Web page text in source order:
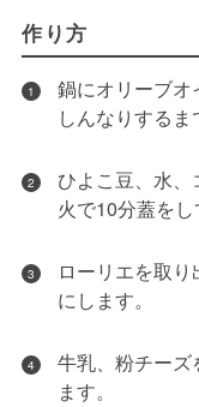
作り方
1
鍋にオリーブオ
しんなりするま
2
ひよこ豆、水
火で10分蓋をし
3
ローリエを取
にします。
4
牛乳、粉チー
ます。